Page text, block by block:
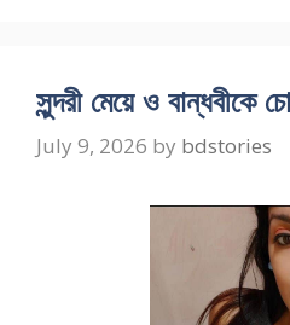
সুন্দরী মেয়ে ও বান্ধবীকে
July 9, 2026 by bdstories